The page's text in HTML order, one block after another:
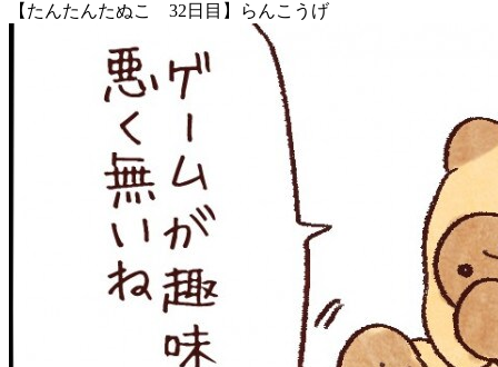
【たんたんたぬこ 32日目】らんこうげ